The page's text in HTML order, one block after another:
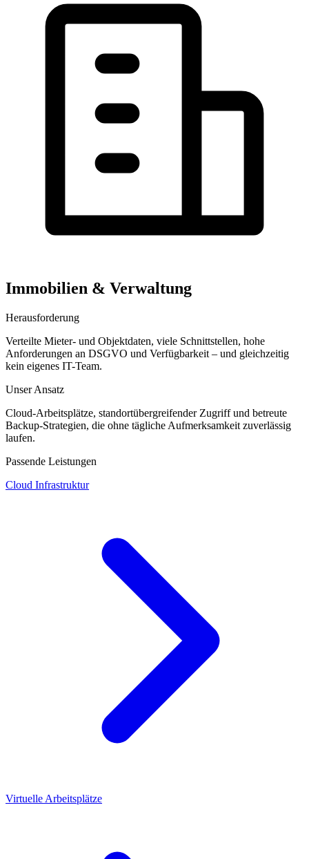
Immobilien & Verwaltung
Herausforderung
Verteilte Mieter- und Objektdaten, viele Schnittstellen, hohe
Anforderungen an DSGVO und Verfügbarkeit – und gleichzeitig
kein eigenes IT-Team.
Unser Ansatz
Cloud-Arbeitsplätze, standortübergreifender Zugriff und betreute
Backup-Strategien, die ohne tägliche Aufmerksamkeit zuverlässig
laufen.
Passende Leistungen
Cloud Infrastruktur
Virtuelle Arbeitsplätze